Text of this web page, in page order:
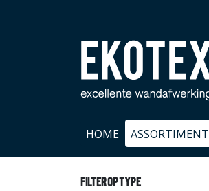
HOME ASSORTIMENT
Filter Op Type